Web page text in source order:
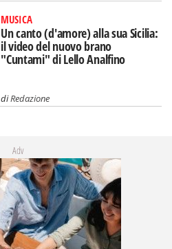
MUSICA
Un canto (d'amore) alla sua Sicilia:
il video del nuovo brano
"Cuntami" di Lello Analfino
diRedazione
Adv